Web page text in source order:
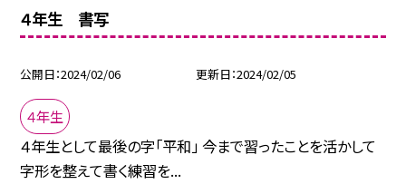
４年生 書写
公開日 2024/02/06 更新日 2024/02/05
４年生
４年生として最後の字「平和」 今まで習ったことを活かして
字形を整えて書く練習を...